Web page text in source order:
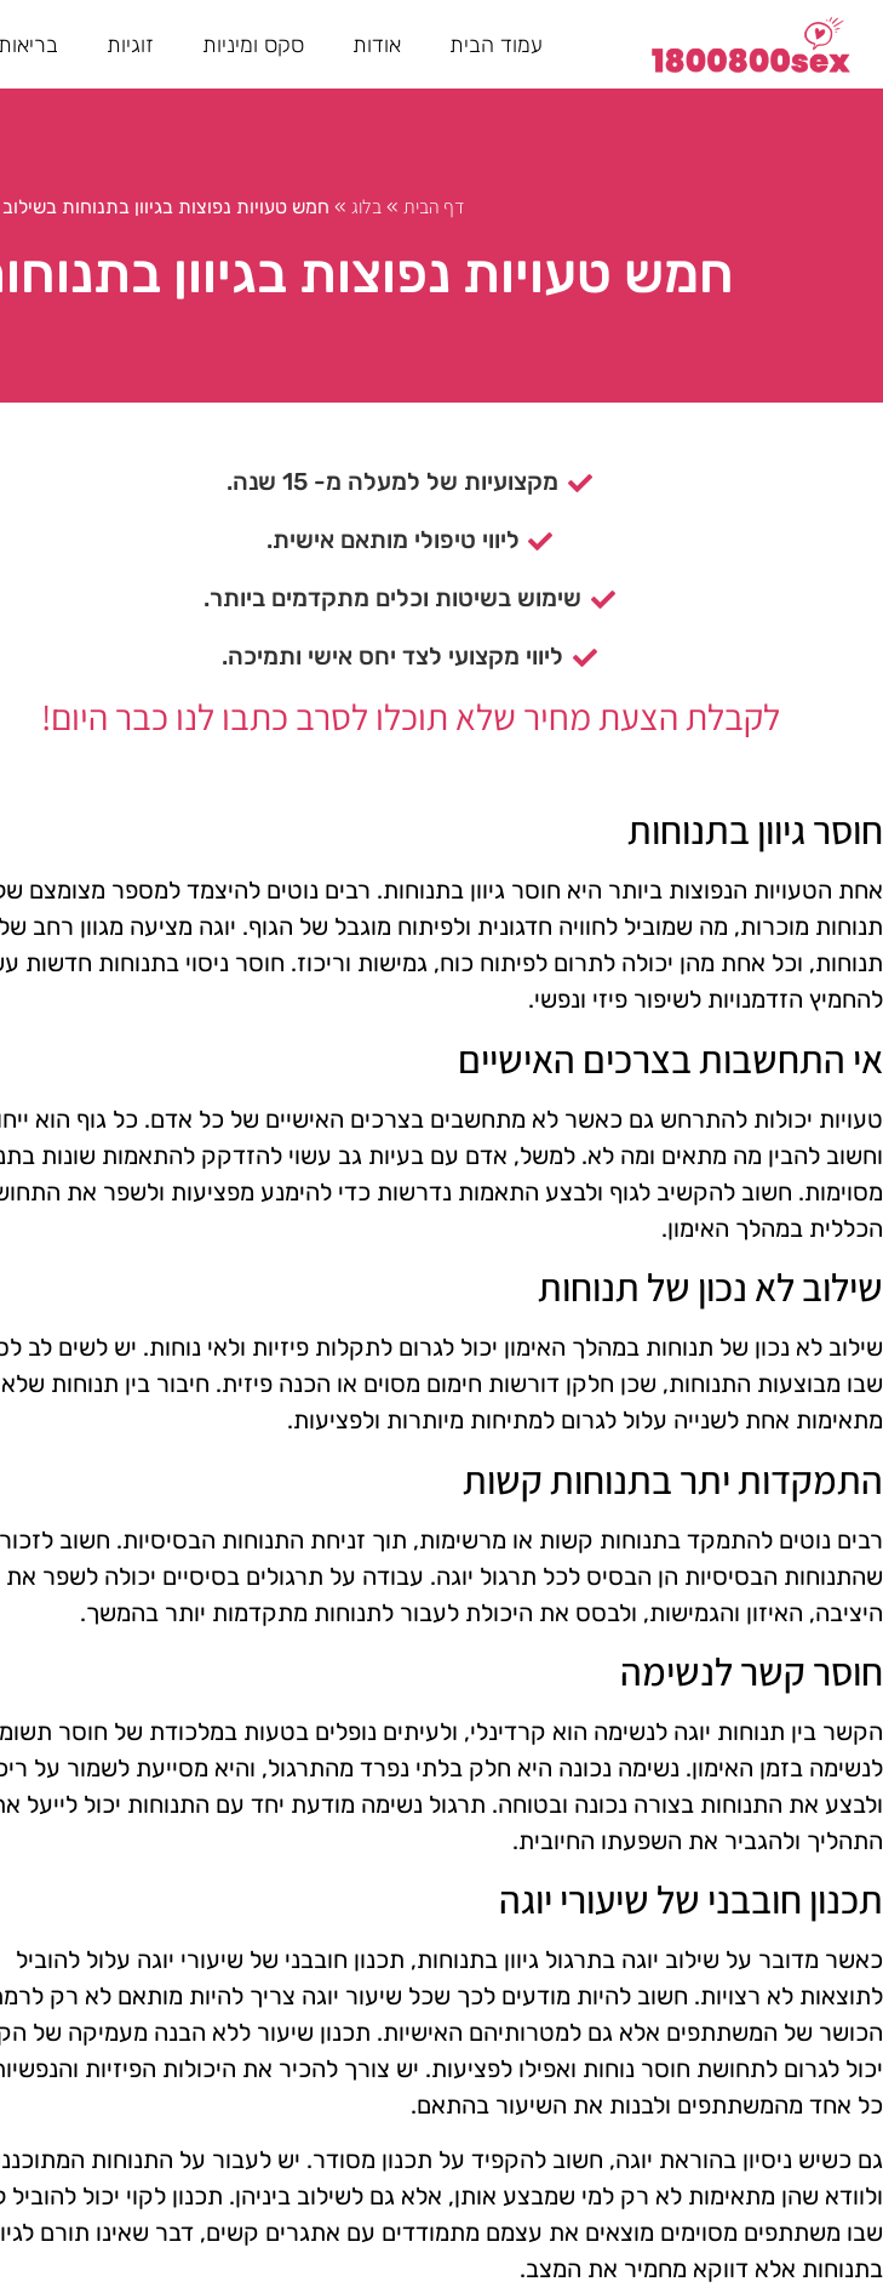
עמוד הבית אודות סקס ומיניות זוגיות בריאות
דף הבית »בלוג » חמש טעויות נפוצות בגיוון בתנוחות בשילוב
חמש טעויות נפוצות בגיוון
מקצועיות של למעלה מ- 15 שנה.
ליווי טיפולי מותאם אישית.
שימוש בשיטות וכלים מתקדמים ביותר.
ליווי מקצועי לצד יחס אישי ותמיכה.
לקבלת הצעת מחיר שלא תוכלו לסרב כתבו לנו כבר היום!
חוסר גיוון בתנוחות
אחת הטעויות הנפוצות ביותר היא חוסר גיוון בתנוחות. רבים נוטים להיצמד למספר מצומצם
תנוחות מוכרות, מה שמוביל לחוויה חדגונית ולפיתוח מוגבל של הגוף. יוגה מציעה מגוון רחב של
תנוחות, וכל אחת מהן יכולה לתרום לפיתוח כוח, גמישות וריכוז. חוסר ניסוי בתנוחות חדשות
להחמיץ הזדמנויות לשיפור פיזי ונפשי.
אי התחשבות בצרכים האישיים
טעויות יכולות להתרחש גם כאשר לא מתחשבים בצרכים האישיים של כל אדם. כל גוף הוא
וחשוב להבין מה מתאים ומה לא. למשל, אדם עם בעיות גב עשוי להזדקק להתאמות שונות
מסוימות. חשוב להקשיב לגוף ולבצע התאמות נדרשות כדי להימנע מפציעות ולשפר את
הכללית במהלך האימון.
שילוב לא נכון של תנוחות
שילוב לא נכון של תנוחות במהלך האימון יכול לגרום לתקלות פיזיות ולאי נוחות. יש לשים לב
שבו מבוצעות התנוחות, שכן חלקן דורשות חימום מסוים או הכנה פיזית. חיבור בין תנוחות שלא
מתאימות אחת לשנייה עלול לגרום למתיחות מיותרות ולפציעות.
התמקדות יתר בתנוחות קשות
רבים נוטים להתמקד בתנוחות קשות או מרשימות, תוך זניחת התנוחות הבסיסיות. חשוב לזכור
שהתנוחות הבסיסיות הן הבסיס לכל תרגול יוגה. עבודה על תרגולים בסיסיים יכולה לשפר את
היציבה, האיזון והגמישות, ולבסס את היכולת לעבור לתנוחות מתקדמות יותר בהמשך.
חוסר קשר לנשימה
הקשר בין תנוחות יוגה לנשימה הוא קרדינלי, ולעיתים נופלים בטעות במלכודת של חוסר
לנשימה בזמן האימון. נשימה נכונה היא חלק בלתי נפרד מהתרגול, והיא מסייעת לשמור על
ולבצע את התנוחות בצורה נכונה ובטוחה. תרגול נשימה מודעת יחד עם התנוחות יכול לייעל
התהליך ולהגביר את השפעתו החיובית.
תכנון חובבני של שיעורי יוגה
כאשר מדובר על שילוב יוגה בתרגול גיוון בתנוחות, תכנון חובבני של שיעורי יוגה עלול להוביל
לתוצאות לא רצויות. חשוב להיות מודעים לכך שכל שיעור יוגה צריך להיות מותאם לא רק
הכושר של המשתתפים אלא גם למטרותיהם האישיות. תכנון שיעור ללא הבנה מעמיקה של
יכול לגרום לתחושת חוסר נוחות ואפילו לפציעות. יש צורך להכיר את היכולות הפיזיות
כל אחד מהמשתתפים ולבנות את השיעור בהתאם.
גם כשיש ניסיון בהוראת יוגה, חשוב להקפיד על תכנון מסודר. יש לעבור על התנוחות
ולוודא שהן מתאימות לא רק למי שמבצע אותן, אלא גם לשילוב ביניהן. תכנון לקוי יכול
שבו משתתפים מסוימים מוצאים את עצמם מתמודדים עם אתגרים קשים, דבר שאינו תורם
בתנוחות אלא דווקא מחמיר את המצב.